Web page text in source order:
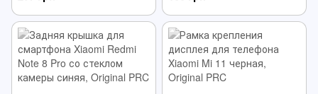
зеленая
красная